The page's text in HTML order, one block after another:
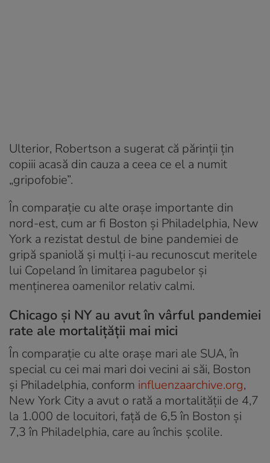
Ulterior, Robertson a sugerat că părinții țin
copiii acasă din cauza a ceea ce el a numit
„gripofobie”.
În comparație cu alte orașe importante din
nord-est, cum ar fi Boston și Philadelphia, New
York a rezistat destul de bine pandemiei de
gripă spaniolă și mulți i-au recunoscut meritele
lui Copeland în limitarea pagubelor și
menținerea oamenilor relativ calmi.
Chicago și NY au avut în vârful pandemiei
rate ale mortalițății mai mici
În comparație cu alte orașe mari ale SUA, în
special cu cei mai mari doi vecini ai săi, Boston
și Philadelphia, conform influenzaarchive.org,
New York City a avut o rată a mortalității de 4,7
la 1.000 de locuitori, față de 6,5 în Boston și
7,3 în Philadelphia, care au închis școlile.